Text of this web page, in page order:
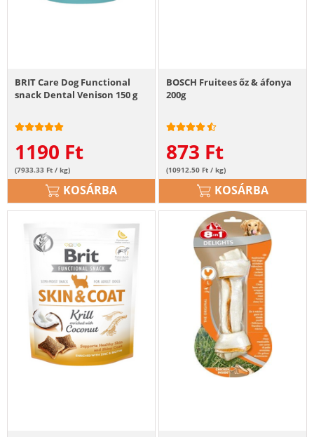
BRIT Care Dog Functional
snack Dental Venison 150 g
1190 Ft
(7933.33 Ft / kg)
KOSÁRBA
BOSCH Fruitees őz & áfonya
200g
873 Ft
(10912.50 Ft / kg)
KOSÁRBA